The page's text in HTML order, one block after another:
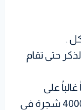
.
حتى تقام
على
حسب ظني ذكرك عن ألف مرة ، مما يعني 4000 شجرة في